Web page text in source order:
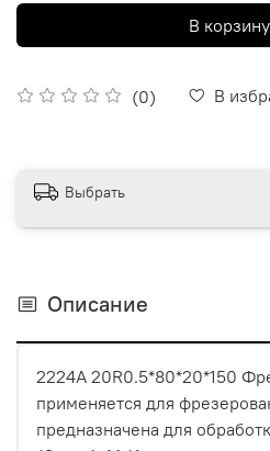
(0) В
В корзину
Выбрать
Описание
2224A 20R0.5*80*20*150
применяется для
предназначена для